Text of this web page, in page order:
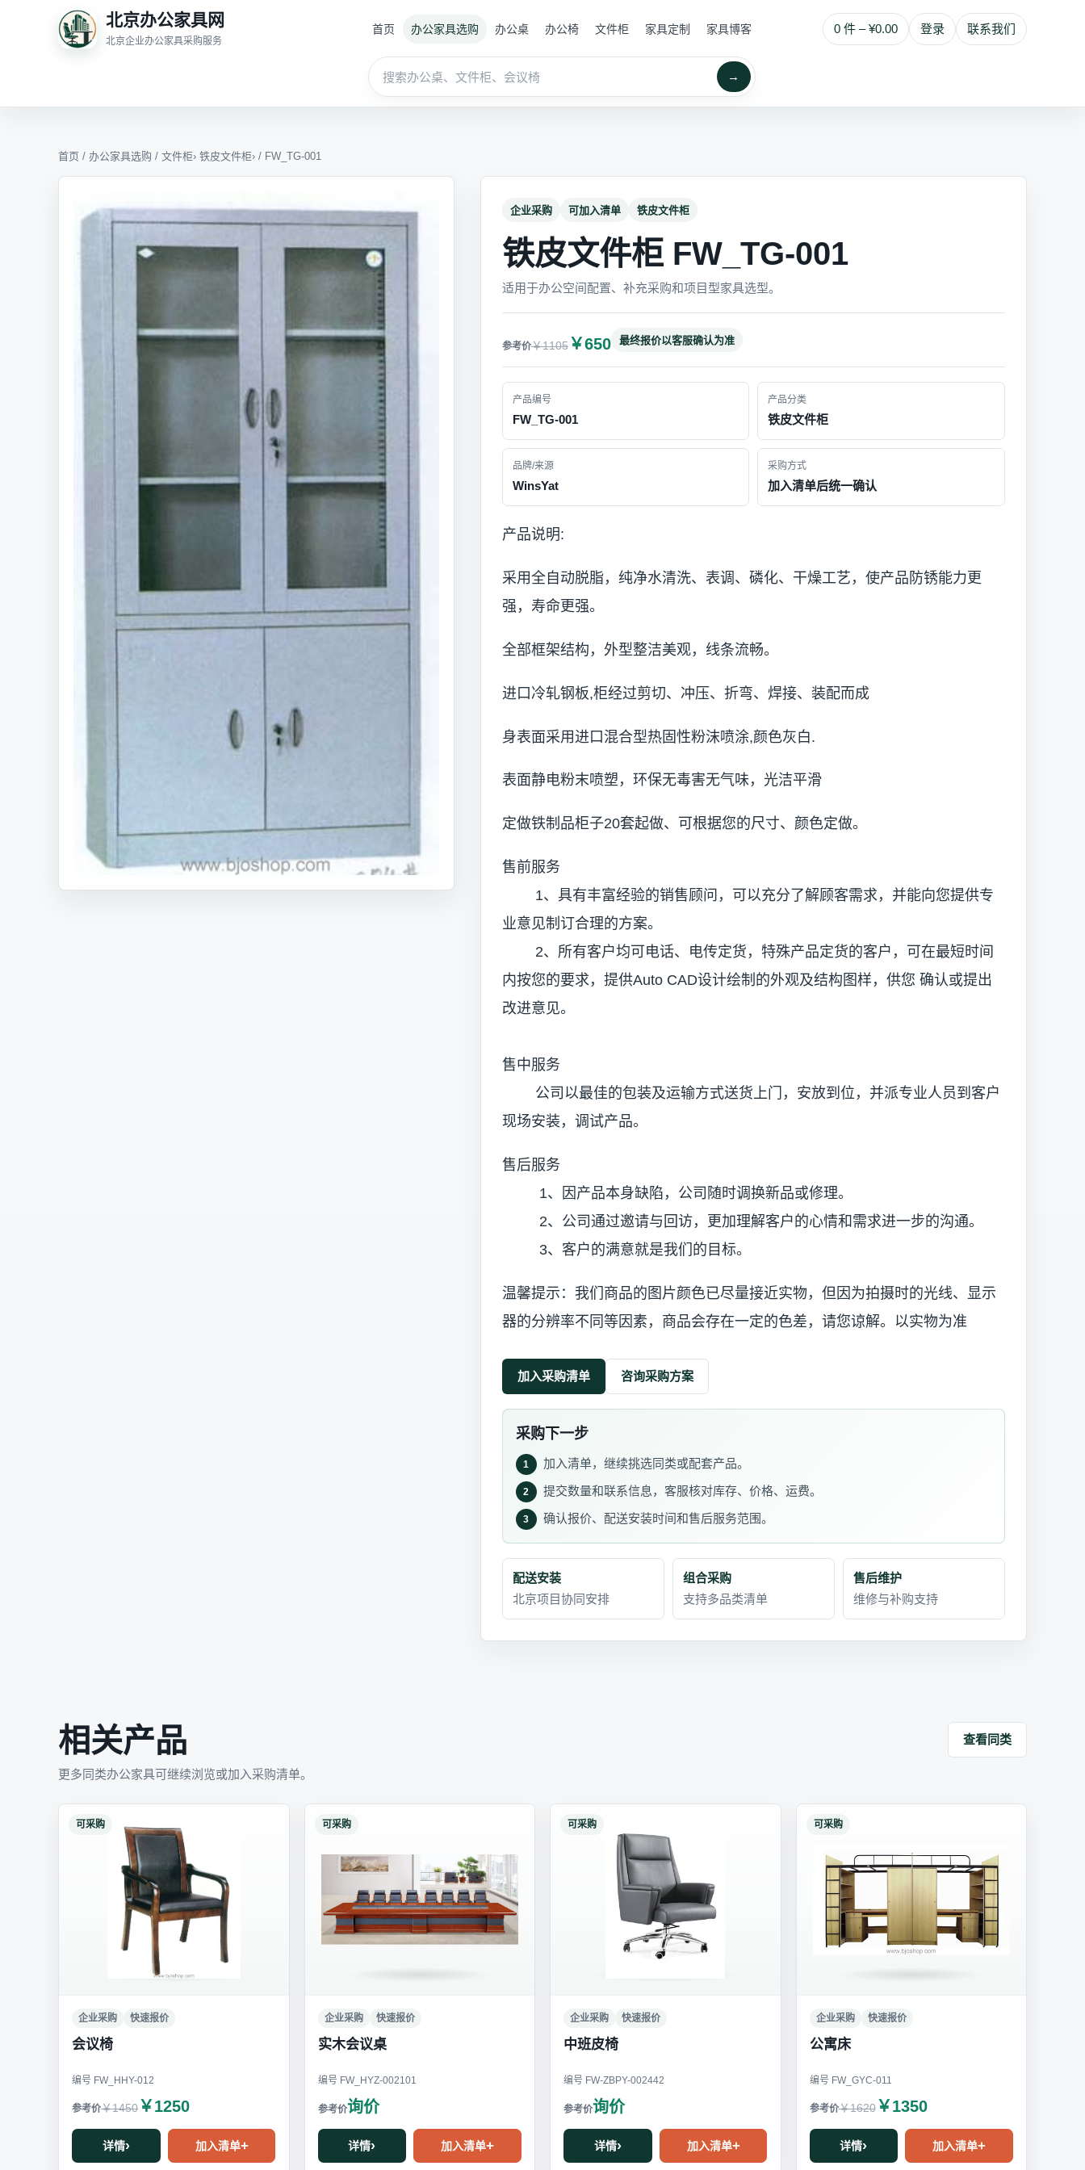
北京办公家具网
北京企业办公家具采购服务
0 件 – ¥0.00 登录 联系我们
首页 办公家具选购 办公桌 办公椅 文件柜 家具定制 家具博客
→
首页 / 办公家具选购 / 文件柜› 铁皮文件柜› / FW_TG-001
企业采购 可加入清单 铁皮文件柜
铁皮文件柜 FW_TG-001
适用于办公空间配置、补充采购和项目型家具选型。
￥1105￥650 最终报价以客服确认为准
产品编号
FW_TG-001
产品分类
铁皮文件柜
品牌/来源
WinsYat
采购方式
加入清单后统一确认
产品说明:
采用全自动脱脂，纯净水清洗、表调、磷化、干燥工艺，使产品防锈能力更
强，寿命更强。
全部框架结构，外型整洁美观，线条流畅。
进口冷轧钢板,柜经过剪切、冲压、折弯、焊接、装配而成
身表面采用进口混合型热固性粉沫喷涂,颜色灰白.
表面静电粉末喷塑，环保无毒害无气味，光洁平滑
定做铁制品柜子20套起做、可根据您的尺寸、颜色定做。
售前服务
1、具有丰富经验的销售顾问，可以充分了解顾客需求，并能向您提供专
业意见制订合理的方案。
2、所有客户均可电话、电传定货，特殊产品定货的客户，可在最短时间
内按您的要求，提供Auto CAD设计绘制的外观及结构图样，供您 确认或提出
改进意见。
售中服务
公司以最佳的包装及运输方式送货上门，安放到位，并派专业人员到客户
现场安装，调试产品。
售后服务
1、因产品本身缺陷，公司随时调换新品或修理。
2、公司通过邀请与回访，更加理解客户的心情和需求进一步的沟通。
3、客户的满意就是我们的目标。
温馨提示：我们商品的图片颜色已尽量接近实物，但因为拍摄时的光线、显示
器的分辨率不同等因素，商品会存在一定的色差，请您谅解。以实物为准
加入采购清单 咨询采购方案
采购下一步
1 加入清单，继续挑选同类或配套产品。
2 提交数量和联系信息，客服核对库存、价格、运费。
3 确认报价、配送安装时间和售后服务范围。
配送安装
北京项目协同安排
组合采购
支持多品类清单
售后维护
维修与补购支持
相关产品
更多同类办公家具可继续浏览或加入采购清单。
查看同类
可采购
企业采购 快速报价
会议椅
编号 FW_HHY-012
￥1450 ￥1250
详情 加入清单
可采购
企业采购 快速报价
实木会议桌
编号 FW_HYZ-002101
询价
详情 加入清单
可采购
企业采购 快速报价
中班皮椅
编号 FW-ZBPY-002442
询价
详情 加入清单
可采购
企业采购 快速报价
公寓床
编号 FW_GYC-011
￥1620￥1350
详情 加入清单